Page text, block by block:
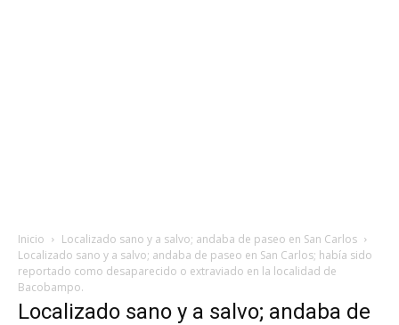
Inicio
Localizado sano y a salvo; andaba de paseo en San Carlos
Localizado sano y a salvo; andaba de paseo en San Carlos; había sido
reportado como desaparecido o extraviado en la localidad de
Bacobampo.
Localizado sano y a salvo; andaba de